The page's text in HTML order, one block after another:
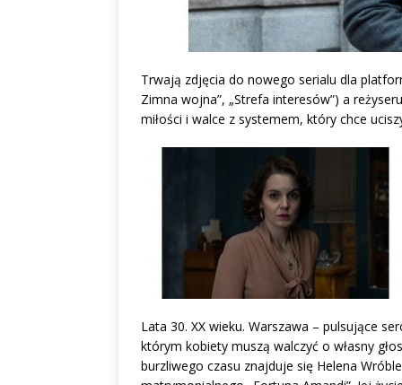
Trwają zdjęcia do nowego serialu dla
Zimna wojna”, „Strefa interesów”) a
miłości i walce z systemem, który chce
Lata 30. XX wieku. Warszawa – pulsujące
którym kobiety muszą walczyć o własny
burzliwego czasu znajduje się Helena